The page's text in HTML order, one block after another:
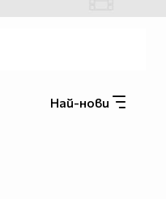
Най-нови